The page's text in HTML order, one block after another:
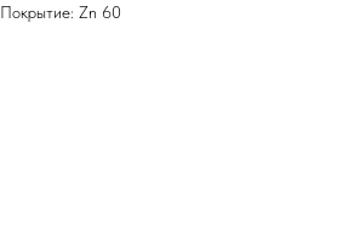
Покрытие: Zn 60